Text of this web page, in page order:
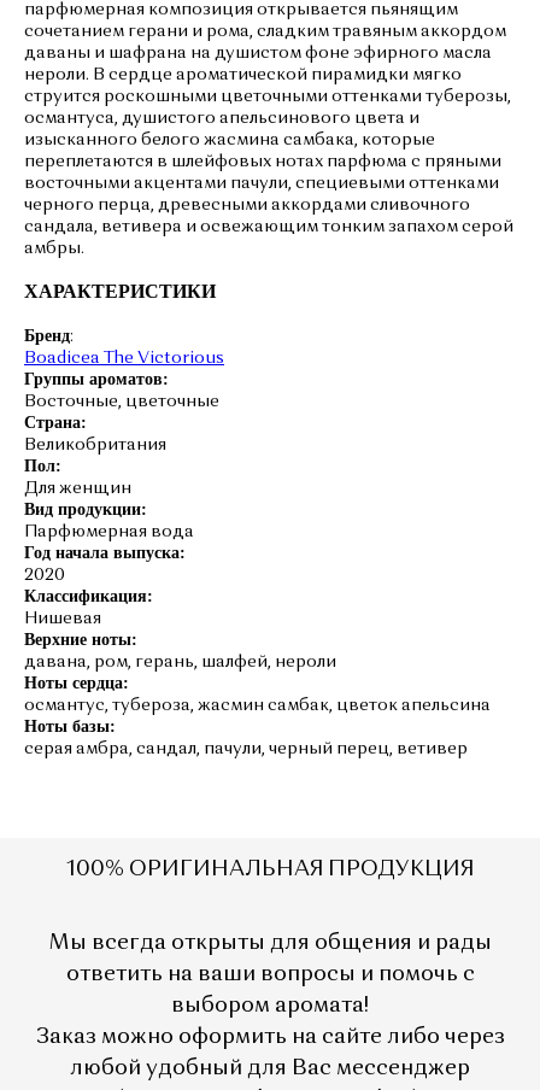
парфюмерная композиция открывается пьянящим
сочетанием герани и рома, сладким травяным аккордом
даваны и шафрана на душистом фоне эфирного масла
нероли. В сердце ароматической пирамидки мягко
струится роскошными цветочными оттенками туберозы,
османтуса, душистого апельсинового цвета и
изысканного белого жасмина самбака, которые
переплетаются в шлейфовых нотах парфюма с пряными
восточными акцентами пачули, специевыми оттенками
черного перца, древесными аккордами сливочного
сандала, ветивера и освежающим тонким запахом серой
амбры.
ХАРАКТЕРИСТИКИ
Бренд:
Boadicea The Victorious
Группы ароматов:
Восточные, цветочные
Страна:
Великобритания
Пол:
Для женщин
Вид продукции:
Парфюмерная вода
Год начала выпуска:
2020
Классификация:
Нишевая
Верхние ноты:
давана, ром, герань, шалфей, нероли
Ноты сердца:
османтус, тубероза, жасмин самбак, цветок апельсина
Ноты базы:
серая амбра, сандал, пачули, черный перец, ветивер
1 00% ОРИГИНАЛЬНАЯ ПРОДУКЦИЯ
Мы всегда открыты для общения и рады
ответить на ваши вопросы и помочь с
выбором аромата!
Заказ можно оформить на сайте либо через
любой удобный для Вас мессенджер